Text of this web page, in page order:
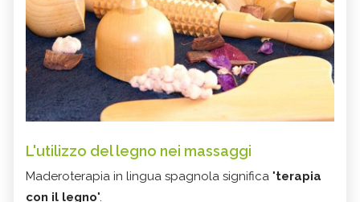
L'utilizzo del legno nei massaggi
Maderoterapia in lingua spagnola significa "terapia
con il legno".